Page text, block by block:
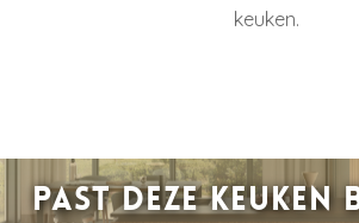
keuken.
Past deze